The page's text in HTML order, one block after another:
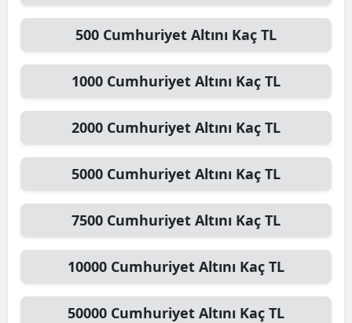
500 Cumhuriyet Altını Kaç TL
1000 Cumhuriyet Altını Kaç TL
2000 Cumhuriyet Altını Kaç TL
5000 Cumhuriyet Altını Kaç TL
7500 Cumhuriyet Altını Kaç TL
10000 Cumhuriyet Altını Kaç TL
50000 Cumhuriyet Altını Kaç TL